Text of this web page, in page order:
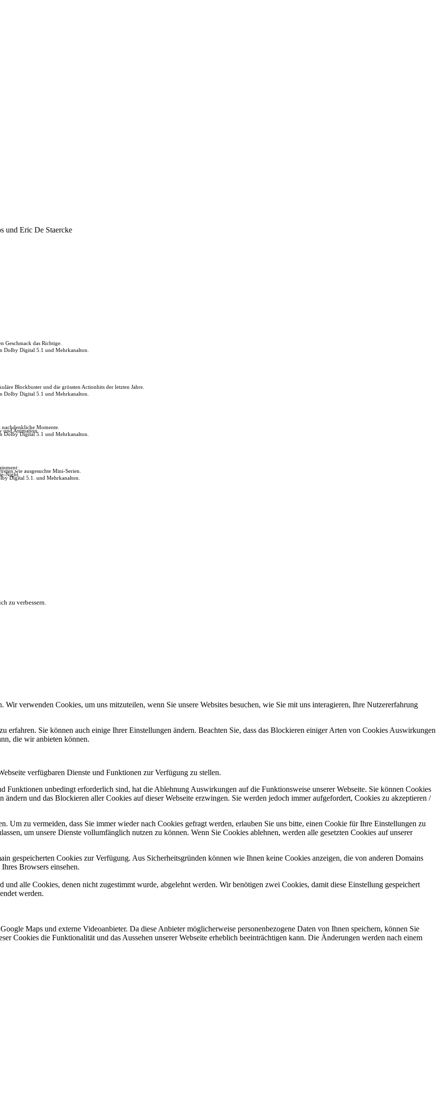
und Eric De Staercke
Geschmack das Richtige.
Dolby Digital 5.1 und Mehrkanalton.
Blockbuster und die grössten Actionhits der letzten Jahre.
Dolby Digital 5.1 und Mehrkanalton.
Momente.
und Animation.
Dolby Digital 5.1 und Mehrkanalton.
wie ausgesuchte Mini-Serien.
Night.
Digital 5.1. und Mehrkanalton.
zu verbessern.
verwenden Cookies, um uns mitzuteilen, wenn Sie unsere Websites besuchen, wie Sie mit uns interagieren, Ihre Nutzererfahrung
erfahren. Sie können auch einige Ihrer Einstellungen ändern. Beachten Sie, dass das Blockieren einiger Arten von Cookies Auswirkungen
die wir anbieten können.
verfügbaren Dienste und Funktionen zur Verfügung zu stellen.
Funktionen unbedingt erforderlich sind, hat die Ablehnung Auswirkungen auf die Funktionsweise unserer Webseite. Sie können Cookies
und das Blockieren aller Cookies auf dieser Webseite erzwingen. Sie werden jedoch immer aufgefordert, Cookies zu akzeptieren /
Um zu vermeiden, dass Sie immer wieder nach Cookies gefragt werden, erlauben Sie uns bitte, einen Cookie für Ihre Einstellungen zu
um unsere Dienste vollumfänglich nutzen zu können. Wenn Sie Cookies ablehnen, werden alle gesetzten Cookies auf unserer
gespeicherten Cookies zur Verfügung. Aus Sicherheitsgründen können wie Ihnen keine Cookies anzeigen, die von anderen Domains
Browsers einsehen.
alle Cookies, denen nicht zugestimmt wurde, abgelehnt werden. Wir benötigen zwei Cookies, damit diese Einstellung gespeichert
werden.
Maps und externe Videoanbieter. Da diese Anbieter möglicherweise personenbezogene Daten von Ihnen speichern, können Sie
Cookies die Funktionalität und das Aussehen unserer Webseite erheblich beeinträchtigen kann. Die Änderungen werden nach einem